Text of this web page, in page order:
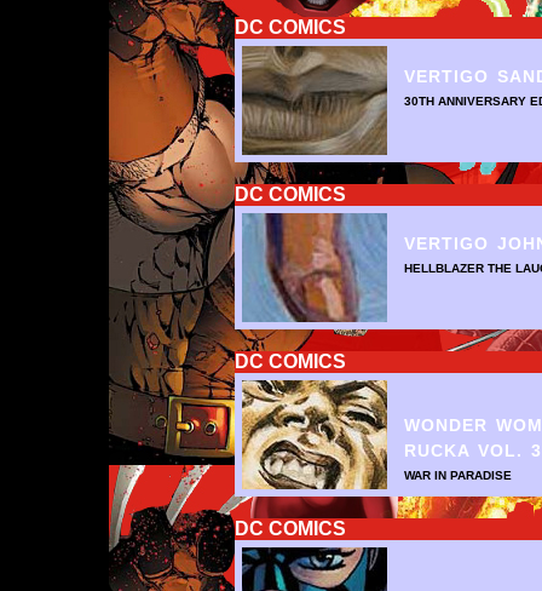
DC COMICS
VERTIGO
30TH ANNIVERSARY
DC COMICS
VERTIGO
HELLBLAZER THE
DC COMICS
WONDER
RUCKA VOL. 3
WAR IN PARADISE
DC COMICS